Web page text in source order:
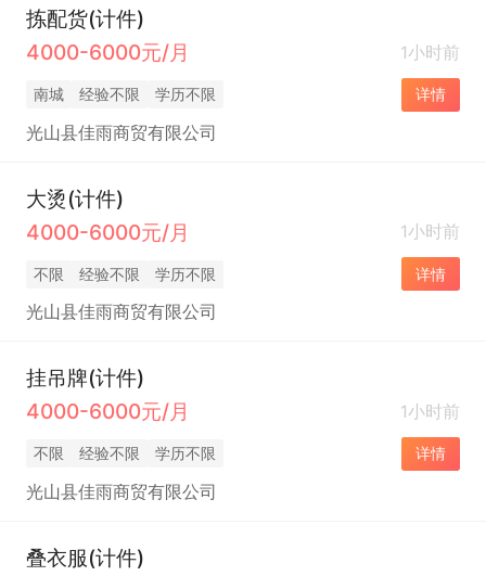
拣配货(计件)
4000-6000元/月
1小时前
南城 经验不限 学历不限 详情
光山县佳雨商贸有限公司
大烫(计件)
4000-6000元/月
1小时前
不限 经验不限 学历不限 详情
光山县佳雨商贸有限公司
挂吊牌(计件)
4000-6000元/月
1小时前
不限 经验不限 学历不限 详情
光山县佳雨商贸有限公司
叠衣服(计件)